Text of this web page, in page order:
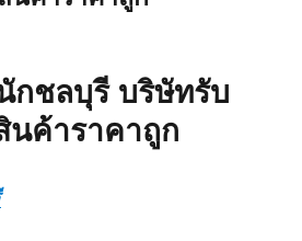
กชลบุรี บริษัทรับ
นค้าราคาถูก